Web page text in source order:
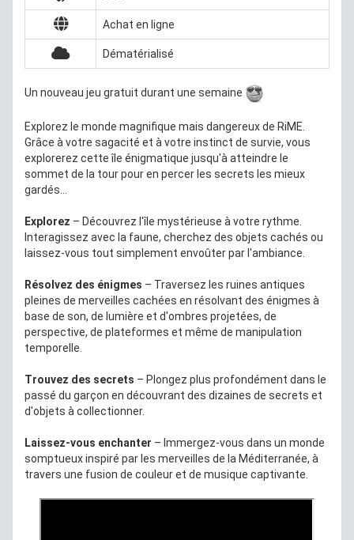
Achat en ligne
Dématérialisé
Un nouveau jeu gratuit durant une semaine
Explorez le monde magnifique mais dangereux de RiME.
Grâce à votre sagacité et à votre instinct de survie, vous
explorerez cette île énigmatique jusqu'à atteindre le
sommet de la tour pour en percer les secrets les mieux
gardés...
Explorez – Découvrez l'île mystérieuse à votre rythme.
Interagissez avec la faune, cherchez des objets cachés ou
laissez-vous tout simplement envoûter par l'ambiance.
Résolvez des énigmes – Traversez les ruines antiques
pleines de merveilles cachées en résolvant des énigmes à
base de son, de lumière et d'ombres projetées, de
perspective, de plateformes et même de manipulation
temporelle.
Trouvez des secrets – Plongez plus profondément dans le
passé du garçon en découvrant des dizaines de secrets et
d'objets à collectionner.
Laissez-vous enchanter – Immergez-vous dans un monde
somptueux inspiré par les merveilles de la Méditerranée, à
travers une fusion de couleur et de musique captivante.